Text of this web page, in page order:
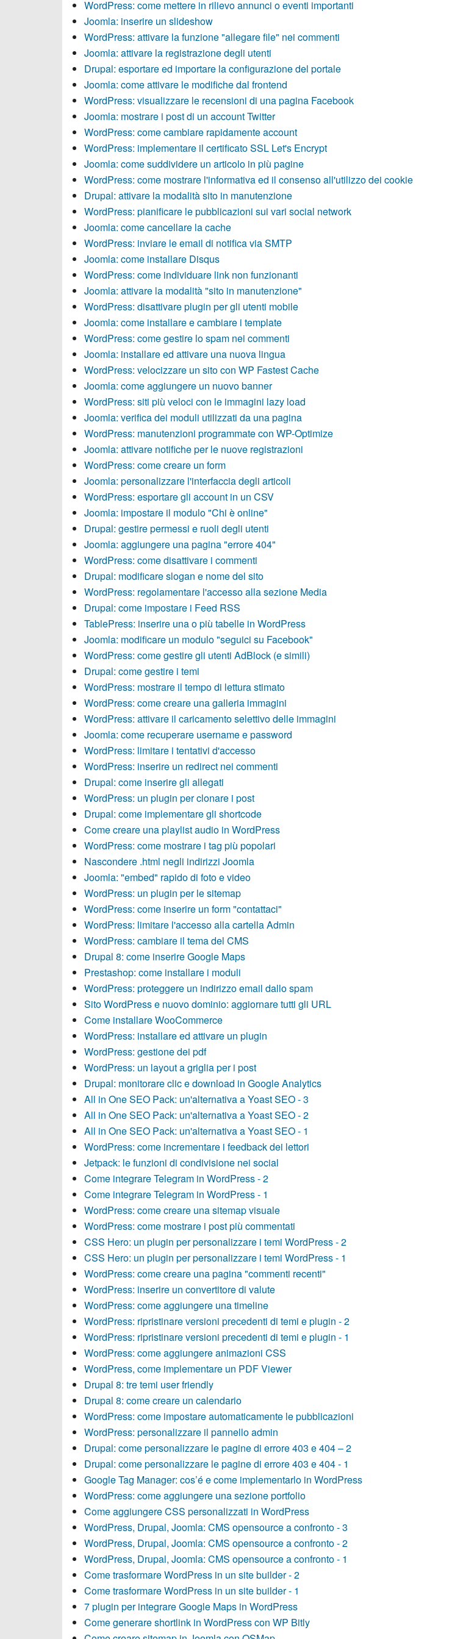
WordPress: come mettere in rilievo annunci o eventi importanti
Joomla: inserire un slideshow
WordPress: attivare la funzione "allegare file" nei commenti
Joomla: attivare la registrazione degli utenti
Drupal: esportare ed importare la configurazione del portale
Joomla: come attivare le modifiche dal frontend
WordPress: visualizzare le recensioni di una pagina Facebook
Joomla: mostrare i post di un account Twitter
WordPress: come cambiare rapidamente account
WordPress: implementare il certificato SSL Let's Encrypt
Joomla: come suddividere un articolo in più pagine
WordPress: come mostrare l'informativa ed il consenso all'utilizzo dei cookie
Drupal: attivare la modalità sito in manutenzione
WordPress: pianificare le pubblicazioni sui vari social network
Joomla: come cancellare la cache
WordPress: inviare le email di notifica via SMTP
Joomla: come installare Disqus
WordPress: come individuare link non funzionanti
Joomla: attivare la modalità "sito in manutenzione"
WordPress: disattivare plugin per gli utenti mobile
Joomla: come installare e cambiare i template
WordPress: come gestire lo spam nei commenti
Joomla: installare ed attivare una nuova lingua
WordPress: velocizzare un sito con WP Fastest Cache
Joomla: come aggiungere un nuovo banner
WordPress: siti più veloci con le immagini lazy load
Joomla: verifica dei moduli utilizzati da una pagina
WordPress: manutenzioni programmate con WP-Optimize
Joomla: attivare notifiche per le nuove registrazioni
WordPress: come creare un form
Joomla: personalizzare l'interfaccia degli articoli
WordPress: esportare gli account in un CSV
Joomla: impostare il modulo "Chi è online"
Drupal: gestire permessi e ruoli degli utenti
Joomla: aggiungere una pagina "errore 404"
WordPress: come disattivare i commenti
Drupal: modificare slogan e nome del sito
WordPress: regolamentare l'accesso alla sezione Media
Drupal: come impostare i Feed RSS
TablePress: inserire una o più tabelle in WordPress
Joomla: modificare un modulo "seguici su Facebook"
WordPress: come gestire gli utenti AdBlock (e simili)
Drupal: come gestire i temi
WordPress: mostrare il tempo di lettura stimato
WordPress: come creare una galleria immagini
WordPress: attivare il caricamento selettivo delle immagini
Joomla: come recuperare username e password
WordPress: limitare i tentativi d'accesso
WordPress: inserire un redirect nei commenti
Drupal: come inserire gli allegati
WordPress: un plugin per clonare i post
Drupal: come implementare gli shortcode
Come creare una playlist audio in WordPress
WordPress: come mostrare i tag più popolari
Nascondere .html negli indirizzi Joomla
Joomla: "embed" rapido di foto e video
WordPress: un plugin per le sitemap
WordPress: come inserire un form "contattaci"
WordPress: limitare l'accesso alla cartella Admin
WordPress: cambiare il tema del CMS
Drupal 8: come inserire Google Maps
Prestashop: come installare i moduli
WordPress: proteggere un indirizzo email dallo spam
Sito WordPress e nuovo dominio: aggiornare tutti gli URL
Come installare WooCommerce
WordPress: installare ed attivare un plugin
WordPress: gestione dei pdf
WordPress: un layout a griglia per i post
Drupal: monitorare clic e download in Google Analytics
All in One SEO Pack: un'alternativa a Yoast SEO - 3
All in One SEO Pack: un'alternativa a Yoast SEO - 2
All in One SEO Pack: un'alternativa a Yoast SEO - 1
WordPress: come incrementare i feedback dei lettori
Jetpack: le funzioni di condivisione nei social
Come integrare Telegram in WordPress - 2
Come integrare Telegram in WordPress - 1
WordPress: come creare una sitemap visuale
WordPress: come mostrare i post più commentati
CSS Hero: un plugin per personalizzare i temi WordPress - 2
CSS Hero: un plugin per personalizzare i temi WordPress - 1
WordPress: come creare una pagina "commenti recenti"
WordPress: inserire un convertitore di valute
WordPress: come aggiungere una timeline
WordPress: ripristinare versioni precedenti di temi e plugin - 2
WordPress: ripristinare versioni precedenti di temi e plugin - 1
WordPress: come aggiungere animazioni CSS
WordPress, come implementare un PDF Viewer
Drupal 8: tre temi user friendly
Drupal 8: come creare un calendario
WordPress: come impostare automaticamente le pubblicazioni
WordPress: personalizzare il pannello admin
Drupal: come personalizzare le pagine di errore 403 e 404 – 2
Drupal: come personalizzare le pagine di errore 403 e 404 - 1
Google Tag Manager: cos’é e come implementarlo in WordPress
WordPress: come aggiungere una sezione portfolio
Come aggiungere CSS personalizzati in WordPress
WordPress, Drupal, Joomla: CMS opensource a confronto - 3
WordPress, Drupal, Joomla: CMS opensource a confronto - 2
WordPress, Drupal, Joomla: CMS opensource a confronto - 1
Come trasformare WordPress in un site builder - 2
Come trasformare WordPress in un site builder - 1
7 plugin per integrare Google Maps in WordPress
Come generare shortlink in WordPress con WP Bitly